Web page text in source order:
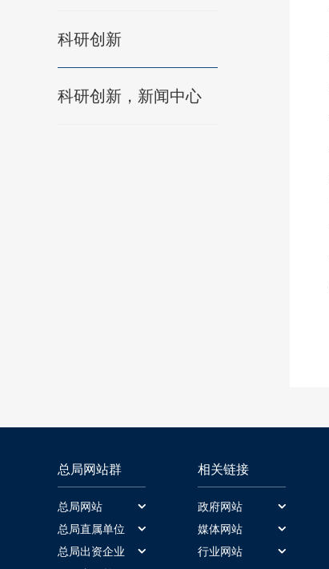
科研创新
科研创新，新闻中心
总局网站群
总局网站
总局网站
总局直属单位
中国冶金地质总局一局
总局出资企业
相关链接
政府网站
中国政府网
财政部
媒体网站
新华网
行业网站